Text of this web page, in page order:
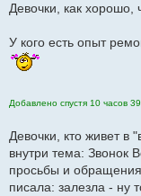
б
н
и
е
Девочки, как хорошо,
У кого есть опыт
Добавлено спустя 10 часов
Девочки, кто живет в
внутри тема: Звонок
просьбы и
писала: залезла - ну